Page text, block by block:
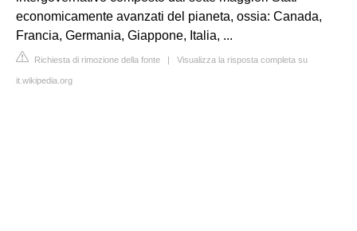
economicamente avanzati del pianeta, ossia: Canada,
Francia, Germania, Giappone, Italia, ...
Richiesta di rimozione della fonte | Visualizza la risposta completa su
it.wikipedia.org